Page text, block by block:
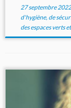
27 septembre 2022
d'hygiène, de
des espaces verts